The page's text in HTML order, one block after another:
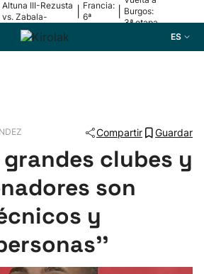
Altuna III-Rezusta
vs. Zabala-
Zabaleta
Francia:
6ª
Burgos:
3ª etapa
ES
Compartir Guardar
clubes y
son
y